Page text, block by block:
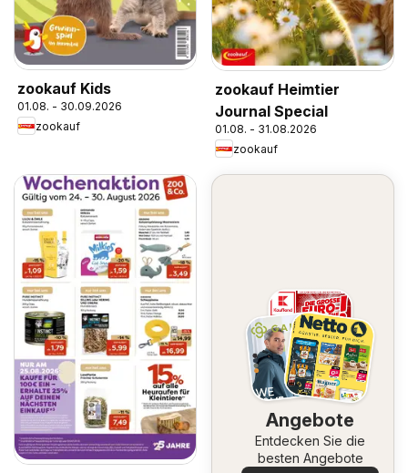
zookauf Kids
01.08. - 30.09.2026
zookauf
zookauf Heimtier
Journal Special
01.08. - 31.08.2026
zookauf
Angebote
Entdecken Sie die
besten Angebote